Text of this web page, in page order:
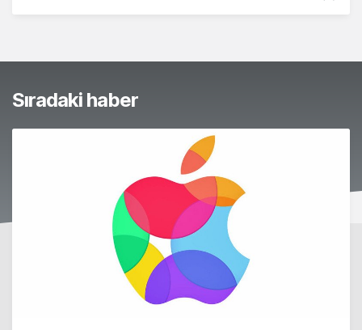
Sıradaki haber